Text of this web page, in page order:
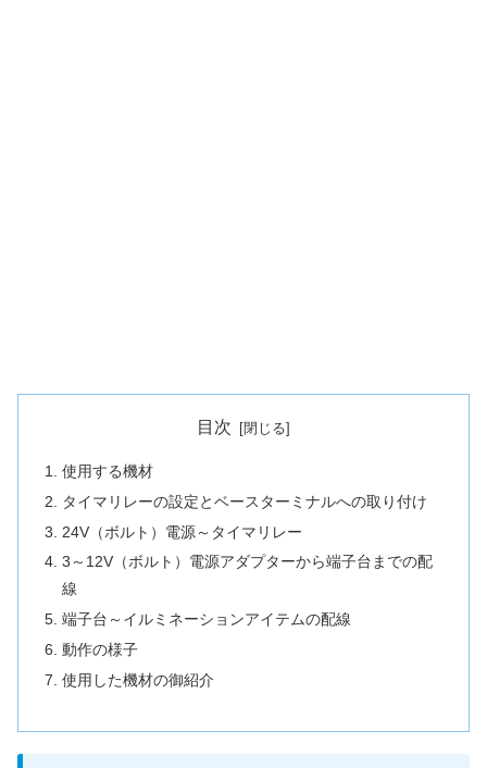
目次
使用する機材
タイマリレーの設定とベースターミナルへの取り付け
24V（ボルト）電源～タイマリレー
3～12V（ボルト）電源アダプターから端子台までの配
線
端子台～イルミネーションアイテムの配線
動作の様子
使用した機材の御紹介